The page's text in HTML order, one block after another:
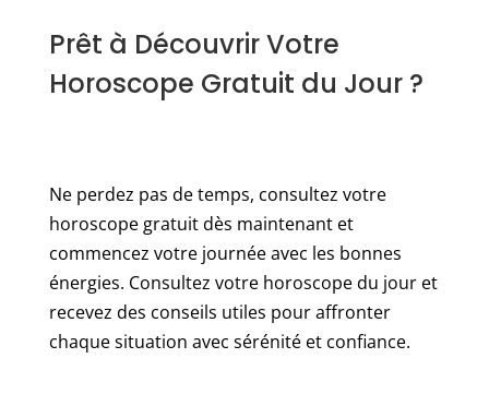
Prêt à Découvrir Votre
Horoscope Gratuit du Jour ?
Ne perdez pas de temps, consultez votre
horoscope gratuit dès maintenant et
commencez votre journée avec les bonnes
énergies. Consultez votre horoscope du jour et
recevez des conseils utiles pour affronter
chaque situation avec sérénité et confiance.